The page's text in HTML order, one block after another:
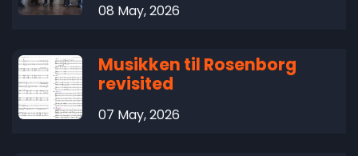
08 May, 2026
Musikken til Rosenborg
revisited
07 May, 2026